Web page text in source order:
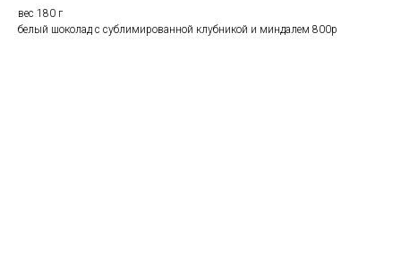
вес 180 г
белый шоколад с сублимированной клубникой и миндалем 800р